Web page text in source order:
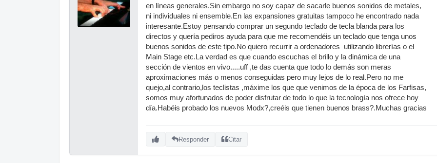
en líneas generales.Sin embargo no soy capaz de sacarle buenos sonidos de metales,
ni individuales ni ensemble.En las expansiones gratuitas tampoco he encontrado nada
interesante.Estoy pensando comprar un segundo teclado de tecla blanda para los
directos y quería pediros ayuda para que me recomendéis un teclado que tenga unos
buenos sonidos de este tipo.No quiero recurrir a ordenadores utilizando librerías o el
Main Stage etc.La verdad es que cuando escuchas el brillo y la dinámica de una
sección de vientos en vivo.....uff ,te das cuenta que todo lo demás son meras
aproximaciones más o menos conseguidas pero muy lejos de lo real.Pero no me
quejo,al contrario,los teclistas ,máxime los que que venimos de la época de los Farfisas,
somos muy afortunados de poder disfrutar de todo lo que la tecnología nos ofrece hoy
día.Habéis probado los nuevos Modx?,creéis que tienen buenos brass?.Muchas gracias
Responder Citar